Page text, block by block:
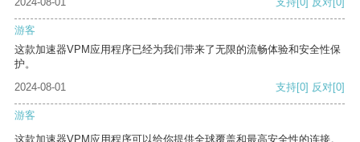
游客
这款加速器VPM应用程序已经为我们带来了无限的流畅体验和安全性保
护。
2024-08-01
支持[0] 反对[0]
游客
这款加速器VPM应用程序可以给你提供全球覆盖和最高安全性的连接。